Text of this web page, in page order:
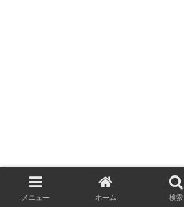
メニュー ホーム 検索